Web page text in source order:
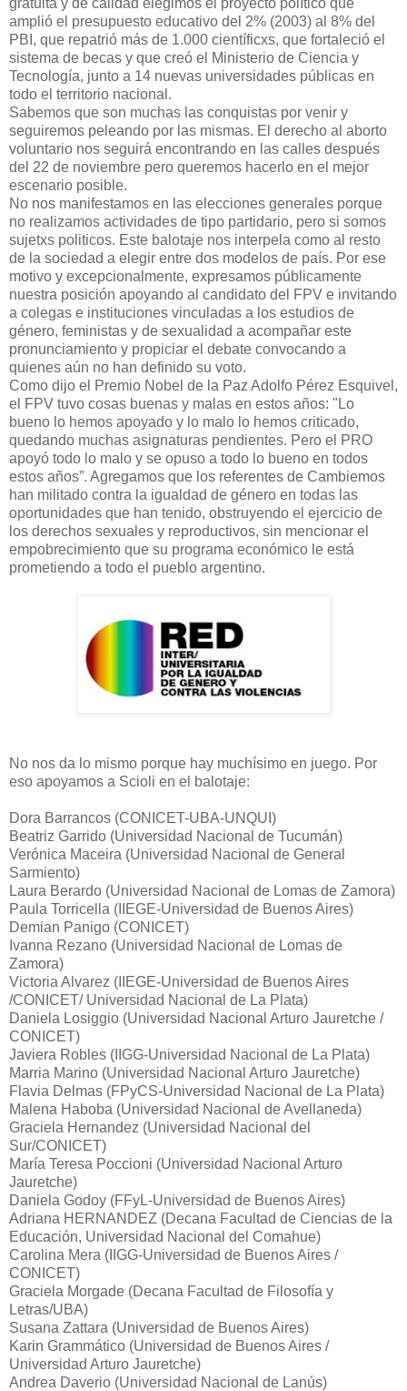
amplió el presupuesto educativo del 2% (2003) al 8% del
PBI, que repatrió más de 1.000 científicxs, que fortaleció el
sistema de becas y que creó el Ministerio de Ciencia y
Tecnología, junto a 14 nuevas universidades públicas en
todo el territorio nacional.
Sabemos que son muchas las conquistas por venir y
seguiremos peleando por las mismas. El derecho al aborto
voluntario nos seguirá encontrando en las calles después
del 22 de noviembre pero queremos hacerlo en el mejor
escenario posible.
No nos manifestamos en las elecciones generales porque
no realizamos actividades de tipo partidario, pero si somos
sujetxs politicos. Este balotaje nos interpela como al resto
de la sociedad a elegir entre dos modelos de país. Por ese
motivo y excepcionalmente, expresamos públicamente
nuestra posición apoyando al candidato del FPV e invitando
a colegas e instituciones vinculadas a los estudios de
género, feministas y de sexualidad a acompañar este
pronunciamiento y propiciar el debate convocando a
quienes aún no han definido su voto.
Como dijo el Premio Nobel de la Paz Adolfo Pérez Esquivel,
el FPV tuvo cosas buenas y malas en estos años: "Lo
bueno lo hemos apoyado y lo malo lo hemos criticado,
quedando muchas asignaturas pendientes. Pero el PRO
apoyó todo lo malo y se opuso a todo lo bueno en todos
estos años”. Agregamos que los referentes de Cambiemos
han militado contra la igualdad de género en todas las
oportunidades que han tenido, obstruyendo el ejercicio de
los derechos sexuales y reproductivos, sin mencionar el
empobrecimiento que su programa económico le está
prometiendo a todo el pueblo argentino.
No nos da lo mismo porque hay muchísimo en juego. Por
eso apoyamos a Scioli en el balotaje:
Dora Barrancos (CONICET-UBA-UNQUI)
Beatriz Garrido (Universidad Nacional de Tucumán)
Verónica Maceira (Universidad Nacional de General
Sarmiento)
Laura Berardo (Universidad Nacional de Lomas de Zamora)
Paula Torricella (IIEGE-Universidad de Buenos Aires)
Demian Panigo (CONICET)
Ivanna Rezano (Universidad Nacional de Lomas de
Zamora)
Victoria Alvarez (IIEGE-Universidad de Buenos Aires
/CONICET/ Universidad Nacional de La Plata)
Daniela Losiggio (Universidad Nacional Arturo Jauretche /
CONICET)
Javiera Robles (IIGG-Universidad Nacional de La Plata)
Marria Marino (Universidad Nacional Arturo Jauretche)
Flavia Delmas (FPyCS-Universidad Nacional de La Plata)
Malena Haboba (Universidad Nacional de Avellaneda)
Graciela Hernandez (Universidad Nacional del
Sur/CONICET)
María Teresa Poccioni (Universidad Nacional Arturo
Jauretche)
Daniela Godoy (FFyL-Universidad de Buenos Aires)
Adriana HERNANDEZ (Decana Facultad de Ciencias de la
Educación, Universidad Nacional del Comahue)
Carolina Mera (IIGG-Universidad de Buenos Aires /
CONICET)
Graciela Morgade (Decana Facultad de Filosofía y
Letras/UBA)
Susana Zattara (Universidad de Buenos Aires)
Karin Grammático (Universidad de Buenos Aires /
Universidad Arturo Jauretche)
Andrea Daverio (Universidad Nacional de Lanús)